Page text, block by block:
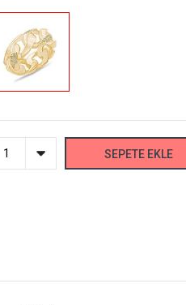
SEPETE EKLE